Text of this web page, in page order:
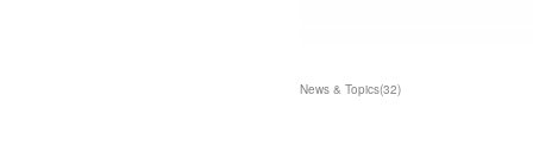
News & Topics(32)